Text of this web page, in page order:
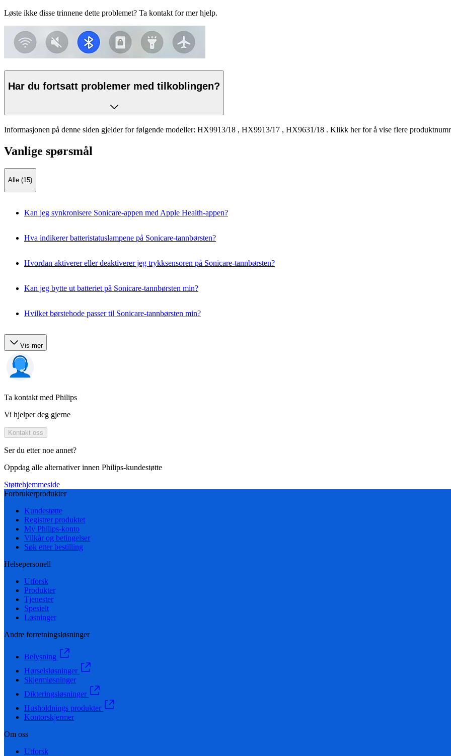
Løste ikke disse trinnene dette problemet? Ta kontakt for mer hjelp.
Har du fortsatt problemer med tilkoblingen?
Informasjonen på denne siden gjelder for følgende modeller: HX9913/18 , HX9913/17 , HX9631/18 . Klikk her for å vise flere
Vanlige spørsmål
Alle (15)
Kan jeg synkronisere Sonicare-appen med Apple Health-appen?
Hva indikerer batteristatuslampene på Sonicare-tannbørsten?
Hvordan aktiverer eller deaktiverer jeg trykksensoren på Sonicare-tannbørsten?
Kan jeg bytte ut batteriet på Sonicare-tannbørsten min?
Hvilket børstehode passer til Sonicare-tannbørsten min?
Vis mer
Ta kontakt med Philips
Vi hjelper deg gjerne
Kontakt oss
Ser du etter noe annet?
Oppdag alle alternativer innen Philips-kundestøtte
Støttehjemmeside
Forbrukerprodukter
Kundestøtte
Registrer produktet
My Philips-konto
Vilkår og betingelser
Søk etter bestilling
Helsepersonell
Utforsk
Produkter
Tjenester
Spesielt
Løsninger
Andre forretningsløsninger
Belysning
Hørselsløsninger
Skjermløsninger
Dikteringsløsninger
Husholdnings produkter
Kontorskjermer
Om oss
Utforsk